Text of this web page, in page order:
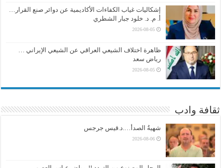
إشكاليات غياب الكفاءات الأكاديمية عن دوائر صنع القرار…
أ. م. د. خلود جبار الشطري
2026-08-05
ظاهرة اختلاف الشيعي العراقي عن الشيعي الإيراني …
رياض سعد
2026-08-05
ثقافة وادب
شهيةُ الصدأ….د.قيس جرجس
2026-08-06